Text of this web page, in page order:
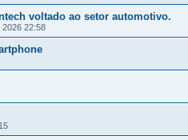
voltado ao setor automotivo.
2026 22:58